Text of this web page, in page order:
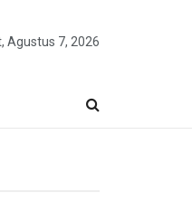
Agustus 7, 2026